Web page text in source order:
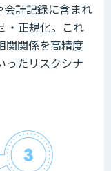
会計記録に含まれ
・正規化。これ
関関係を高精度
ったリスクシナ